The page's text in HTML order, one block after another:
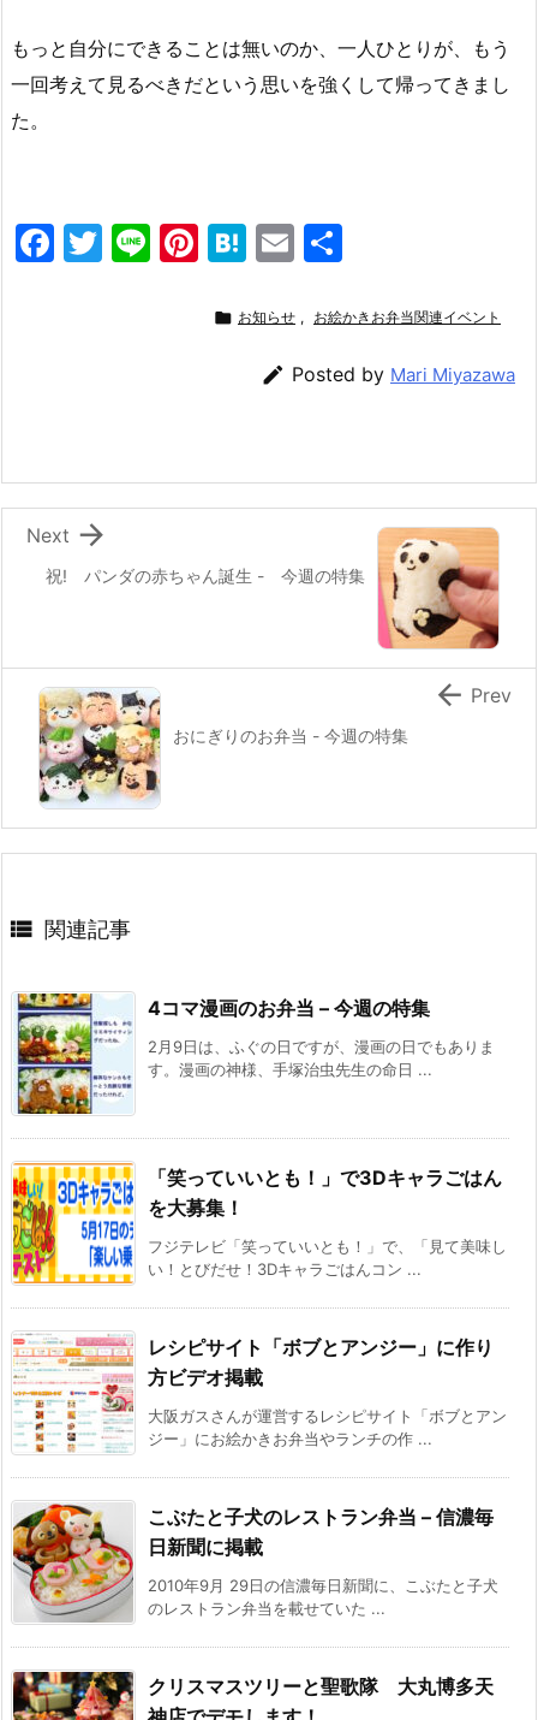
もっと自分にできることは無いのか、一人ひとりが、もう
一回考えて見るべきだという思いを強くして帰ってきまし
た。
F
o
k
T
Li Pi
er
H
e
a
E
ai
l
 お知らせ , お絵かきお弁当関連イベント
 Posted by Mari Miyazawa
祝! パンダの赤ちゃん誕生 - 今週の特集

Next
おにぎりのお弁当 - 今週の特集
 Prev
 関連記事
4コマ漫画のお弁当 – 今週の特集
2月9日は、ふぐの日ですが、漫画の日でもありま
す。漫画の神様、手塚治虫先生の命日 ...
「笑っていいとも！」で3Dキャラごはん
を大募集！
フジテレビ「笑っていいとも！」で、「見て美味し
い！とびだせ！3Dキャラごはんコン ...
レシピサイト「ボブとアンジー」に作り
方ビデオ掲載
大阪ガスさんが運営するレシピサイト「ボブとアン
ジー」にお絵かきお弁当やランチの作 ...
こぶたと子犬のレストラン弁当 – 信濃毎
日新聞に掲載
2010年9月 29日の信濃毎日新聞に、こぶたと子犬
のレストラン弁当を載せていた ...
クリスマスツリーと聖歌隊 大丸博多天